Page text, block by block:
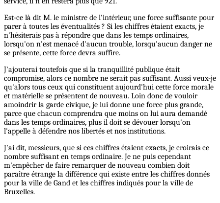
Est-ce là dit M. le ministre de l'intérieur, une force suffisante pour
parer à toutes les éventualités ? Si les chiffres étaient exacts, je
n'hésiterais pas à répondre que dans les temps ordinaires,
lorsqu'on n'est menacé d'aucun trouble, lorsqu'aucun danger ne
se présente, cette force devra suffire.
J'ajouterai toutefois que si la tranquillité publique était
compromise, alors ce nombre ne serait pas suffisant. Aussi veux-je
qu'alors tous ceux qui constituent aujourd'hui cette force morale
et matérielle se présentent de nouveau. Loin donc de vouloir
amoindrir la garde civique, je lui donne une force plus grande,
parce que chacun comprendra que moins on lui aura demandé
dans les temps ordinaires, plus il doit se dévouer lorsqu'on
l'appelle à défendre nos libertés et nos institutions.
J'ai dit, messieurs, que si ces chiffres étaient exacts, je croirais ce
nombre suffisant en temps ordinaire. Je ne puis cependant
m'empêcher de faire remarquer de nouveau combien doit
paraître étrange la différence qui existe entre les chiffres donnés
pour la ville de Gand et les chiffres indiqués pour la ville de
Bruxelles.